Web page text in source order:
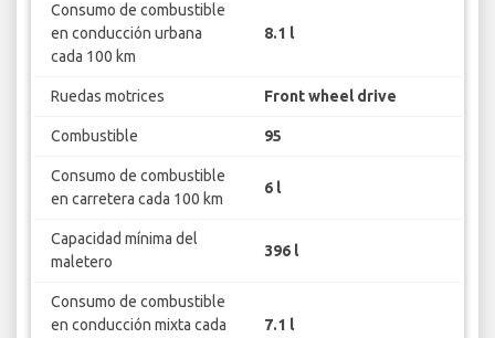
Consumo de combustible
en conducción urbana
cada 100 km
8.1 l
Ruedas motrices Front wheel drive
Combustible 95
Consumo de combustible
en carretera cada 100 km
6 l
Capacidad mínima del
maletero
396 l
Consumo de combustible
en conducción mixta cada
7.1 l